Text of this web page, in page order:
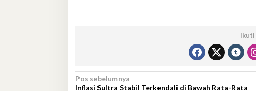
Ikuti
Navigasi
Pos sebelumnya
Inflasi Sultra Stabil Terkendali di Bawah Rata-Rata